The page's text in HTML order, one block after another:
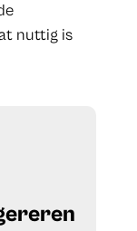
nuttig is